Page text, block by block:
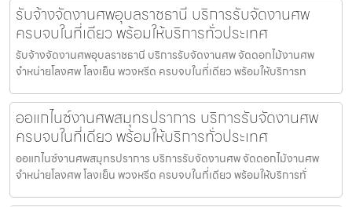
รับจ้างจัดงานศพอุบลราชธานี บริการรับจัดงานศพ
ครบจบในที่เดียว พร้อมให้บริการทั่วประเทศ
รับจ้างจัดงานศพอุบลราชธานี บริการรับจัดงานศพ จัดดอกไม้งานศพ
จำหน่ายโลงศพ โลงเย็น พวงหรีด ครบจบในที่เดียว พร้อมให้บริการท
ออแกไนซ์งานศพสมุทรปราการ บริการรับจัดงานศพ
ครบจบในที่เดียว พร้อมให้บริการทั่วประเทศ
ออแกไนซ์งานศพสมุทรปราการ บริการรับจัดงานศพ จัดดอกไม้งานศพ
จำหน่ายโลงศพ โลงเย็น พวงหรีด ครบจบในที่เดียว พร้อมให้บริการทั่